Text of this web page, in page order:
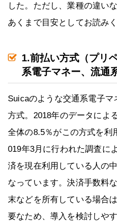
した。ただし、業種の違い
あくまで目安としてお読みく
1.前払い方式（プリ
系電子マネー、流通
Suicaのような交通系電子
方式。2018年のデータによ
全体の8.5％がこの方式を利
019年3月に行われた調査に
済を現在利用している人の
なっています。決済手数料
末などを所有している場合
要なため、導入を検討しや